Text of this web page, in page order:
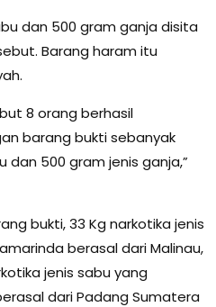
dan 500 gram ganja disita
Barang haram itu
8 orang berhasil
barang bukti sebanyak
dan 500 gram jenis ganja,”
bukti, 33 Kg narkotika jenis
berasal dari Malinau,
jenis sabu yang
dari Padang Sumatera